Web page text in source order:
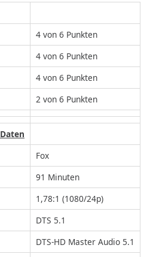
4 von 6 Punkten
4 von 6 Punkten
4 von 6 Punkten
2 von 6 Punkten
Fox
91 Minuten
1,78:1 (1080/24p)
DTS 5.1
DTS-HD Master Audio 5.1